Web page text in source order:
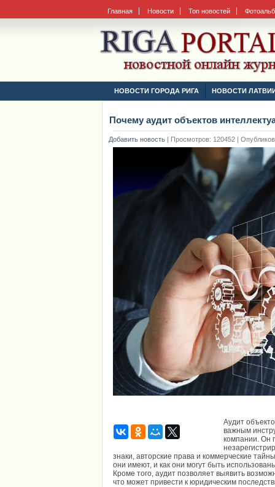
Главная Новости Топ новостей
НОВОСТИ ГОРОДА РИГА НОВОСТИ
Почему аудит объектов
Добавить новость | Просмотров: 120452 |
Аудит
важным
компании. Он
знаки, авторские права и коммерческие
они имеют, и как они могут быть
Кроме того, аудит позволяет выявить
что может привести к юридическим